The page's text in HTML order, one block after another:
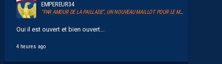
EMPEREUR34
“PAR AMOUR DE LA PAILLADE”, UN NOUVEAU MAILLOT POUR LE MHSC
Oui il est ouvert et bien ouvert...
4 heures ago